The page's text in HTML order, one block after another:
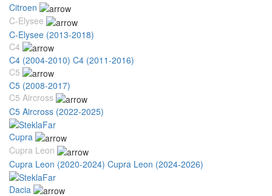
Citroen
C-Elysee
C-Elysee (2013-2018)
C4
C4 (2004-2010) C4 (2011-2016)
C5
C5 (2008-2017)
C5 Aircross
C5 Aircross (2022-2025)
Cupra
Cupra Leon
Cupra Leon (2020-2024) Cupra Leon (2024-2026)
Dacia